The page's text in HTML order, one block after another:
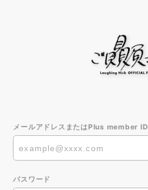
メールアドレスまたはPlus member ID
パスワード